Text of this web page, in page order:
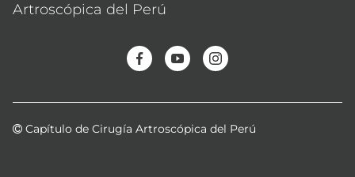
Artroscópica del Perú
Capítulo de Cirugía Artroscópica del Perú